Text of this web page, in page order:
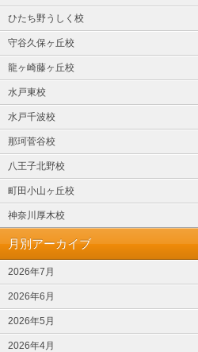
ひたち野うしく校
守谷久保ヶ丘校
龍ヶ崎藤ヶ丘校
水戸東校
水戸千波校
那珂菅谷校
八王子北野校
町田小山ヶ丘校
神奈川厚木校
月別アーカイブ
2026年7月
2026年6月
2026年5月
2026年4月